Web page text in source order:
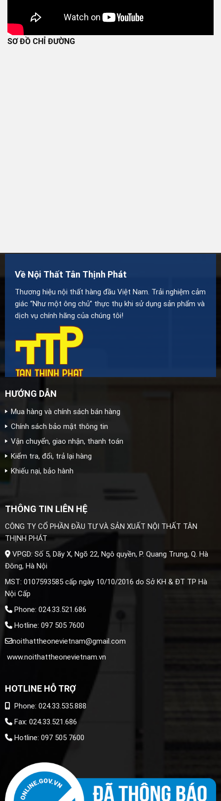
SƠ ĐỒ CHỈ ĐƯỜNG
Về Nội Thất Tân Thịnh Phát
Thương hiệu nội thất hàng đầu Việt Nam. Trải nghiệm cảm
giác “Như một ông chủ” thực thụ khi sử dụng sản phẩm và
dịch vụ chính hãng của chúng tôi!
HƯỚNG DẪN
Mua hàng và chính sách bán hàng
Chính sách bảo mật thông tin
Vận chuyển, giao nhận, thanh toán
Kiểm tra, đổi, trả lại hàng
Khiếu nại, bảo hành
THÔNG TIN LIÊN HỆ
CÔNG TY CỔ PHẦN ĐẦU TƯ VÀ SẢN XUẤT NỘI THẤT TÂN
THỊNH PHÁT
VPGD: Số 5, Dãy X, Ngõ 22, Ngô quyền, P. Quang Trung, Q. Hà
Đông, Hà Nội
MST: 0107593585 cấp ngày 10/10/2016 do Sở KH & ĐT TP Hà
Nội Cấp
Phone: 024.33.521.686
Hotline: 097 505 7600
noithattheonevietnam@gmail.com
www.noithattheonevietnam.vn
HOTLINE HỖ TRỢ
Phone: 024.33.535.888
Fax: 024.33.521.686
Hotline: 097 505 7600